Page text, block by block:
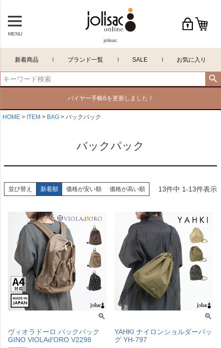
MENU
jolisac
新着商品 ブランド一覧 SALE お気に入り
バイヤー手帳6を更新しました！
HOME ITEM BAG バックパック
バックパック
並び替え 新着順 価格が安い順 価格が高い順 13件中 1-13件表示
ヴィオラドーロ バックパック
GINO VIOLAd'ORO V2298
YAHKI ナイロンショルダーバッ
グ YH-797